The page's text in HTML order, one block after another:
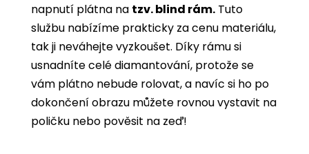
napnutí plátna na tzv. blind rám. Tuto
službu nabízíme prakticky za cenu materiálu,
tak ji neváhejte vyzkoušet. Díky rámu si
usnadníte celé diamantování, protože se
vám plátno nebude rolovat, a navíc si ho po
dokončení obrazu můžete rovnou vystavit na
poličku nebo pověsit na zeď!